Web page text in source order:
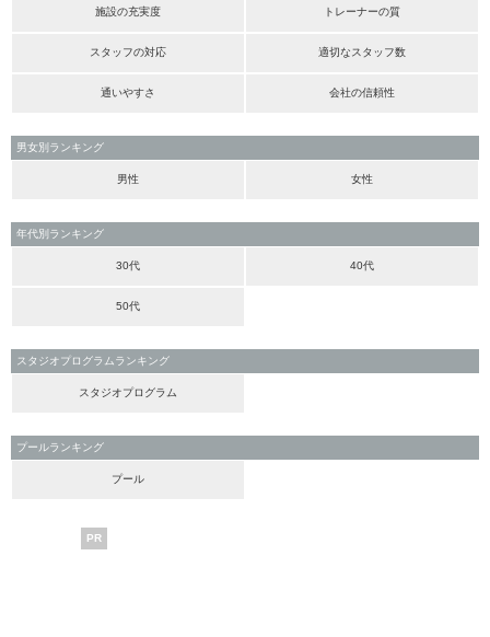
施設の充実度 トレーナーの質
スタッフの対応 適切なスタッフ数
通いやすさ 会社の信頼性
男女別ランキング
男性 女性
年代別ランキング
30代 40代
50代
スタジオプログラムランキング
スタジオプログラム
プールランキング
プール
PR